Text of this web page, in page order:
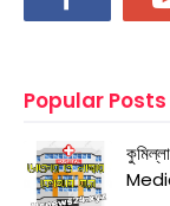
Popular Posts